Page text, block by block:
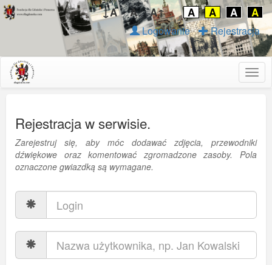
↓A A A↑ A A A A
Logowanie Rejestracja
Rejestracja w serwisie.
Zarejestruj się, aby móc dodawać zdjęcia, przewodniki
dźwiękowe oraz komentować zgromadzone zasoby. Pola
oznaczone gwiazdką są wymagane.